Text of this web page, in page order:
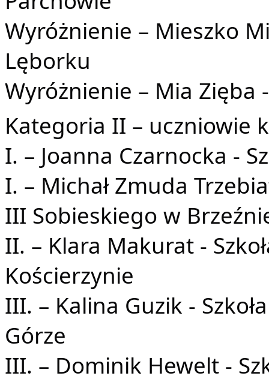
Wyróżnienie – Mieszko
Lęborku
Wyróżnienie – Mia Zięba
Kategoria II – uczniowie
I. – Joanna Czarnocka -
I. – Michał Zmuda
III Sobieskiego w
II. – Klara Makurat -
Kościerzynie
III. – Kalina Guzik -
Górze
III. – Dominik Hewelt -